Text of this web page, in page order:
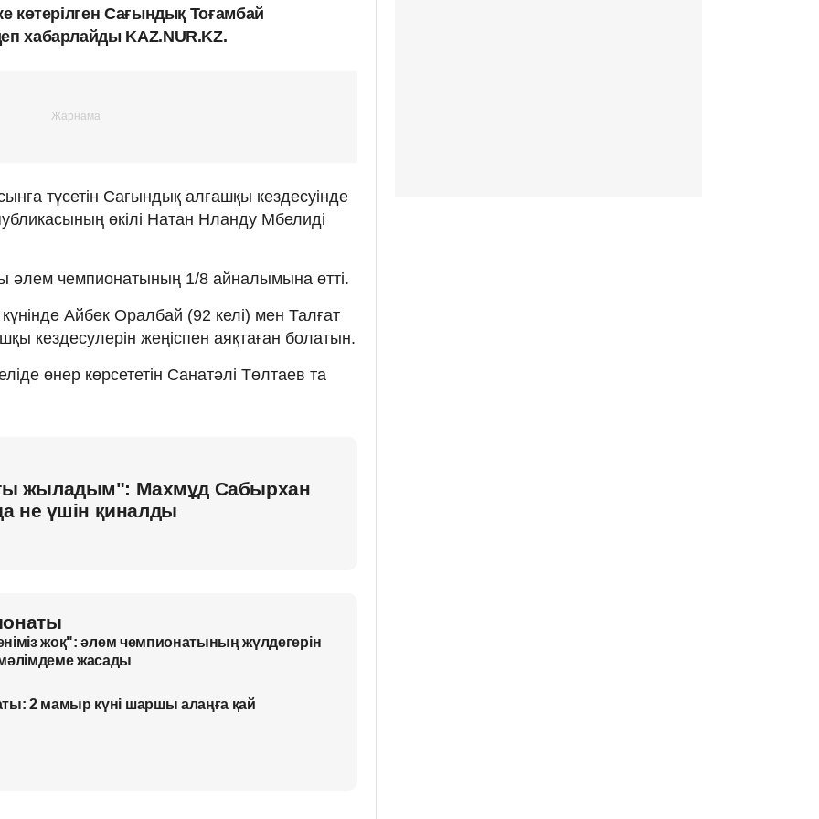
көтерілген Сағындық Тоғамбай
хабарлайды KAZ.NUR.KZ.
түсетін Сағындық алғашқы кездесуінде
өкілі Натан Нланду Мбелиді
әлем чемпионатының 1/8 айналымына өтті.
Айбек Оралбай (92 келі) мен Талғат
кездесулерін жеңіспен аяқтаған болатын.
өнер көрсететін Санатәлі Төлтаев та
жыладым": Махмұд Сабырхан
не үшін қиналды
жоқ": әлем чемпионатының жүлдегерін
жасады
2 мамыр күні шаршы алаңға қай